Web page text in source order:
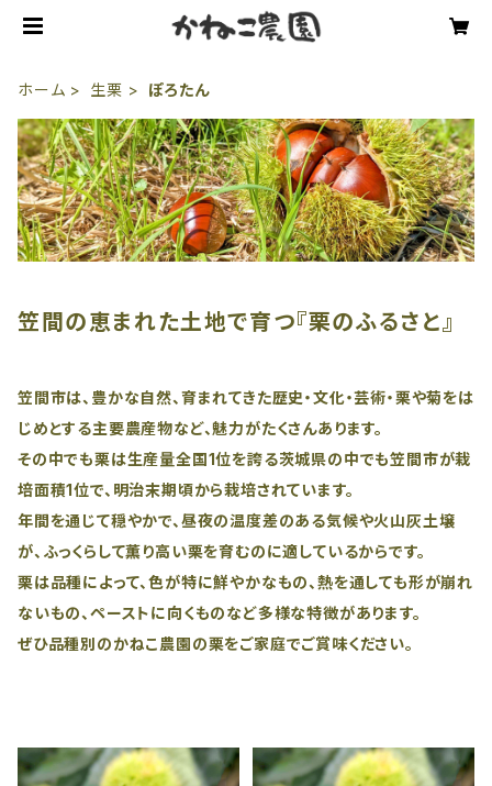
ホーム 生栗 ぽろたん
笠間の恵まれた土地で育つ『栗のふるさと』
笠間市は、豊かな自然、育まれてきた歴史・文化・芸術・栗や菊をは
じめとする主要農産物など、魅力がたくさんあります。
その中でも栗は生産量全国1位を誇る茨城県の中でも笠間市が栽
培面積1位で、明治末期頃から栽培されています。
年間を通じて穏やかで、昼夜の温度差のある気候や火山灰土壌
が、ふっくらして薫り高い栗を育むのに適しているからです。
栗は品種によって、色が特に鮮やかなもの、熱を通しても形が崩れ
ないもの、ペーストに向くものなど多様な特徴があります。
ぜひ品種別のかねこ農園の栗をご家庭でご賞味ください。